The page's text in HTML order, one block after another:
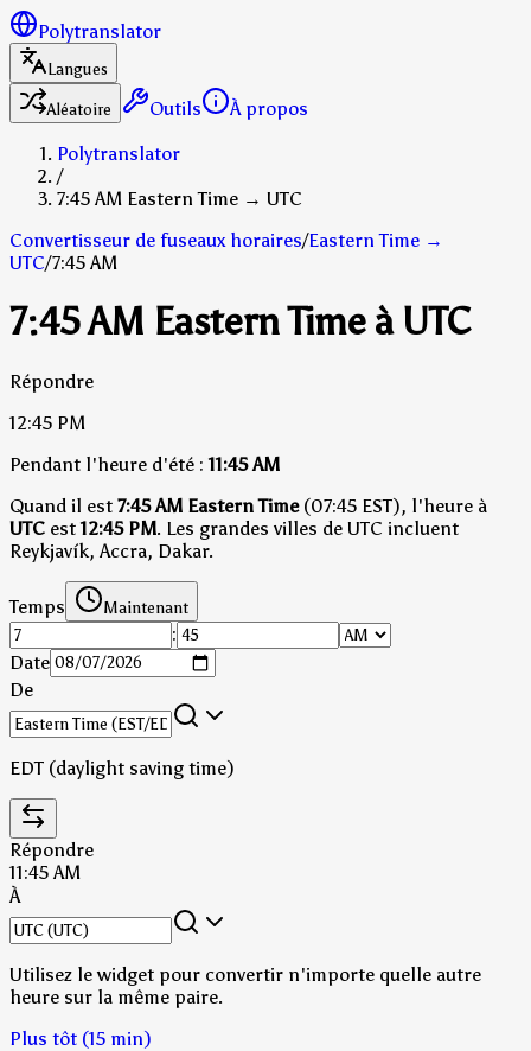
Polytranslator
Langues
Aléatoire
Outils
À propos
Polytranslator
/
7:45 AM Eastern Time → UTC
Convertisseur de fuseaux horaires/Eastern Time →
UTC/7:45 AM
7:45 AM Eastern Time à UTC
Répondre
12:45 PM
Pendant l'heure d'été : 11:45 AM
Quand il est 7:45 AM Eastern Time(07:45 EST), l'heure à
UTC est12:45 PM. Les grandes villes de UTC incluent
Reykjavík, Accra, Dakar.
Temps Maintenant
:
Date
De
EDT (daylight saving time)
Répondre
11:45 AM
À
Utilisez le widget pour convertir n'importe quelle autre
heure sur la même paire.
Plus tôt (15 min)